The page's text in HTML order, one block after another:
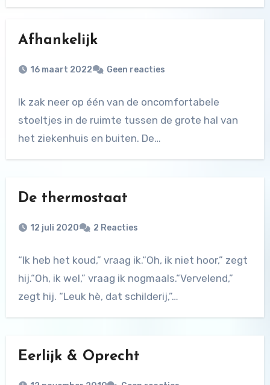
Afhankelijk
16 maart 2022 Geen reacties
Ik zak neer op één van de oncomfortabele
stoeltjes in de ruimte tussen de grote hal van
het ziekenhuis en buiten. De…
De thermostaat
12 juli 2020 2 Reacties
“Ik heb het koud,” vraag ik.“Oh, ik niet hoor,” zegt
hij.“Oh, ik wel,” vraag ik nogmaals.“Vervelend,”
zegt hij. “Leuk hè, dat schilderij,”…
Eerlijk & Oprecht